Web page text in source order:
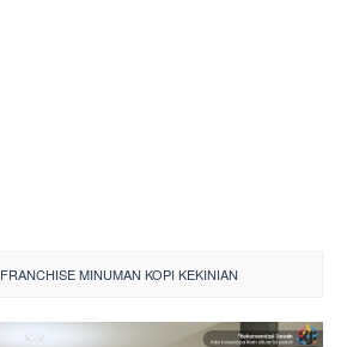
FRANCHISE MINUMAN KOPI KEKINIAN